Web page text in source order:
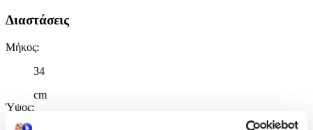
Διαστάσεις
Μήκος:
34
cm
Ύψος: